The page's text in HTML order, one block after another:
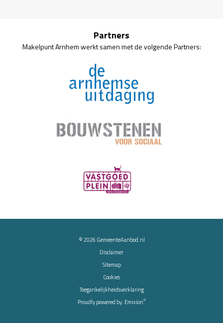
Partners
Makelpunt Arnhem werkt samen met de volgende Partners:
© 2026 GemeenteAanbod.nl
Disclaimer
Sitemap
Cookies
Toegankelijkheidsverklaring
Proudly powered by: Emixion®